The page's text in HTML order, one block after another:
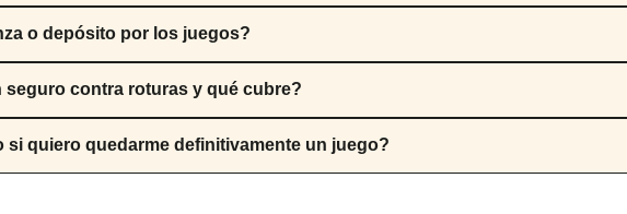
o depósito por los juegos?
seguro contra roturas y qué cubre?
si quiero quedarme definitivamente un juego?